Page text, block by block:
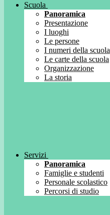
Scuola
Panoramica
Presentazione
I luoghi
Le persone
I numeri della scuola
Le carte della scuola
Organizzazione
La storia
Servizi
Panoramica
Famiglie e studenti
Personale scolastico
Percorsi di studio